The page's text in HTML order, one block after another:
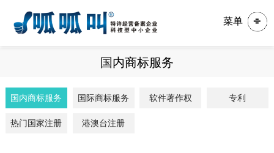
菜单
国内商标服务
国内商标服务 国际商标服务 软件著作权 专利
热门国家注册 港澳台注册